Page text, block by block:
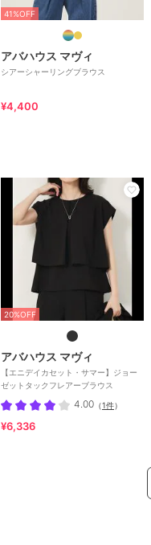
41%OFF
アバハウス マヴィ
シアーシャーリングブラウス
¥4,400
20%OFF
アバハウス マヴィ
【エニデイカセット・サマー】ジョー
ゼットタックフレアーブラウス
4.00 （1件）
¥6,336